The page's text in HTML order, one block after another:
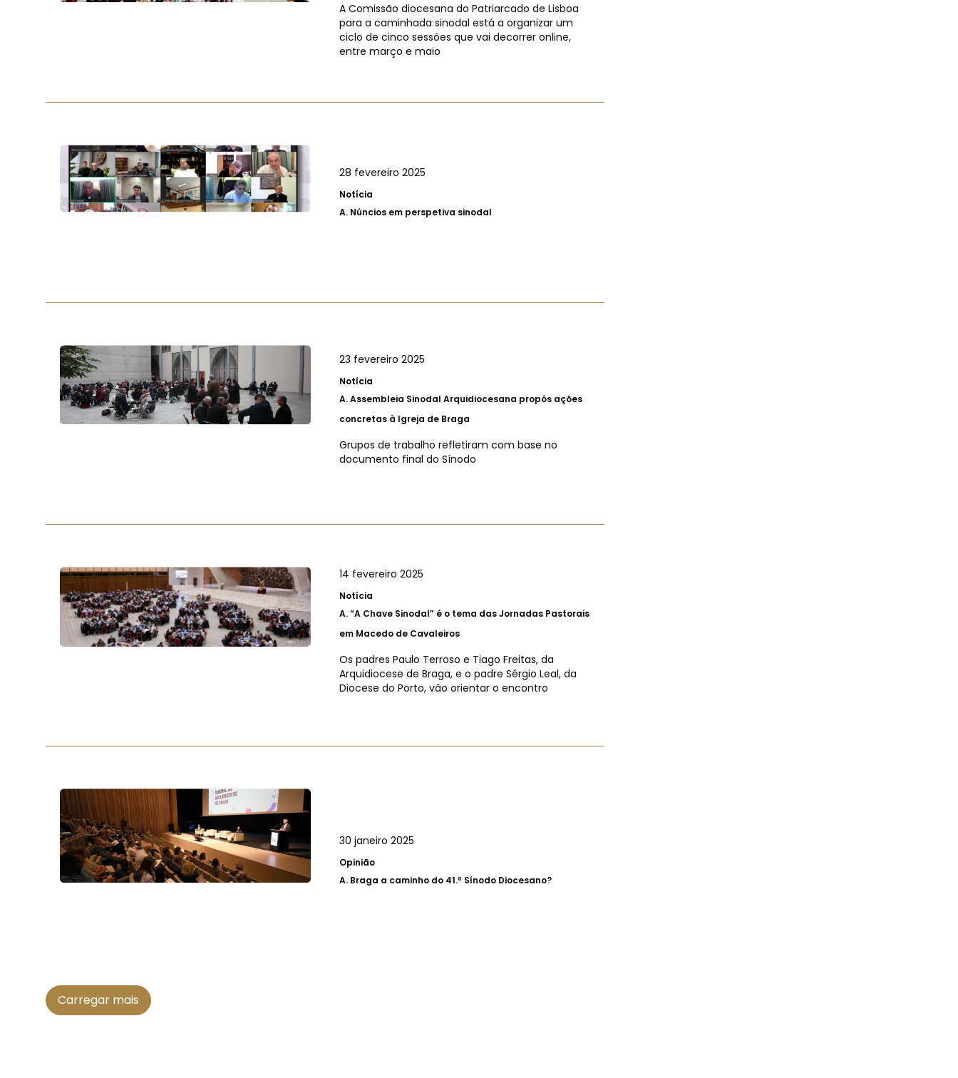
A Comissão diocesana do Patriarcado de Lisboa
para a caminhada sinodal está a organizar um
ciclo de cinco sessões que vai decorrer online,
entre março e maio
28 fevereiro 2025
Notícia
A. Núncios em perspetiva sinodal
23 fevereiro 2025
Notícia
A.Assembleia Sinodal Arquidiocesana propôs ações
concretas à Igreja de Braga
Grupos de trabalho refletiram com base no
documento final do Sínodo
14 fevereiro 2025
Notícia
A.“A Chave Sinodal” é o tema das Jornadas Pastorais
em Macedo de Cavaleiros
Os padres Paulo Terroso e Tiago Freitas, da
Arquidiocese de Braga, e o padre Sérgio Leal, da
Diocese do Porto, vão orientar o encontro
30 janeiro 2025
Opinião
A. Braga a caminho do 41.º Sínodo Diocesano?
Carregar mais